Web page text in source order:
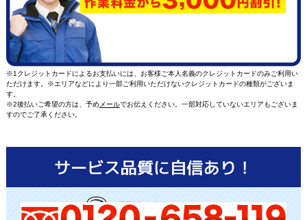
※1クレジットカードによるお支払いには、お客様ご本人名義のクレジットカードのみご利用い
ただけます。※エリアなどにより一部ご利用いただけないクレジットカードの種類がございま
す。
※2後払いご希望の方は、予めメールでお伝えください。一部対応していないエリアもございま
すのでご了承ください。